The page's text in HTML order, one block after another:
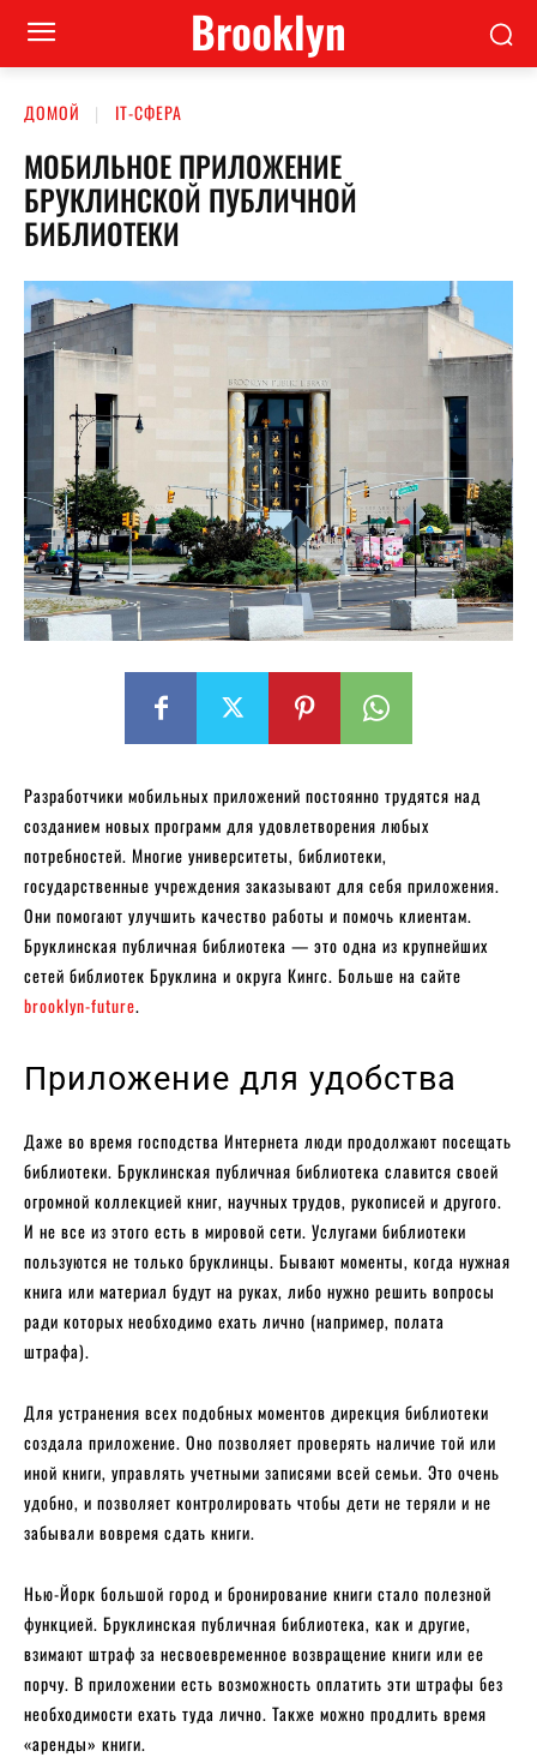
Brooklyn
ДОМОЙ ІТ-СФЕРА
МОБИЛЬНОЕ ПРИЛОЖЕНИЕ
БРУКЛИНСКОЙ ПУБЛИЧНОЙ
БИБЛИОТЕКИ
Разработчики мобильных приложений постоянно трудятся над
созданием новых программ для удовлетворения любых
потребностей. Многие университеты, библиотеки,
государственные учреждения заказывают для себя приложения.
Они помогают улучшить качество работы и помочь клиентам.
Бруклинская публичная библиотека — это одна из крупнейших
сетей библиотек Бруклина и округа Кингс. Больше на сайте
brooklyn-future.
Приложение для удобства
Даже во время господства Интернета люди продолжают посещать
библиотеки. Бруклинская публичная библиотека славится своей
огромной коллекцией книг, научных трудов, рукописей и другого.
И не все из этого есть в мировой сети. Услугами библиотеки
пользуются не только бруклинцы. Бывают моменты, когда нужная
книга или материал будут на руках, либо нужно решить вопросы
ради которых необходимо ехать лично (например, полата
штрафа).
Для устранения всех подобных моментов дирекция библиотеки
создала приложение. Оно позволяет проверять наличие той или
иной книги, управлять учетными записями всей семьи. Это очень
удобно, и позволяет контролировать чтобы дети не теряли и не
забывали вовремя сдать книги.
Нью-Йорк большой город и бронирование книги стало полезной
функцией. Бруклинская публичная библиотека, как и другие,
взимают штраф за несвоевременное возвращение книги или ее
порчу. В приложении есть возможность оплатить эти штрафы без
необходимости ехать туда лично. Также можно продлить время
«аренды» книги.